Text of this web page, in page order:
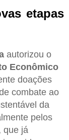
etapas
autorizou o
Econômico
doações
combate ao
da
pelos
que já